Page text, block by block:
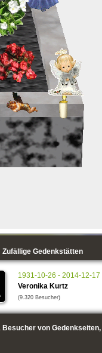
Zufällige Gedenkstätten
1931-10-26 - 2014-12-17
Veronika Kurtz
(9.320 Besucher)
Besucher von Gedenkseiten,